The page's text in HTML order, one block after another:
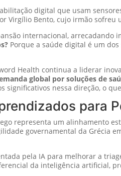
digital que usam
Virgílio Bento, cujo irmão
internacional,
Porque a saúde digital é um
Health continua a liderar
global por soluções de
significativos nessa direção, o
para
representa um alinhamento
governamental da Grécia
pela IA para melhorar a
da inteligência artificial,